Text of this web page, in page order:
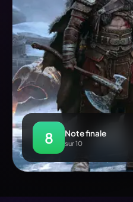
8 Note finale
sur 10